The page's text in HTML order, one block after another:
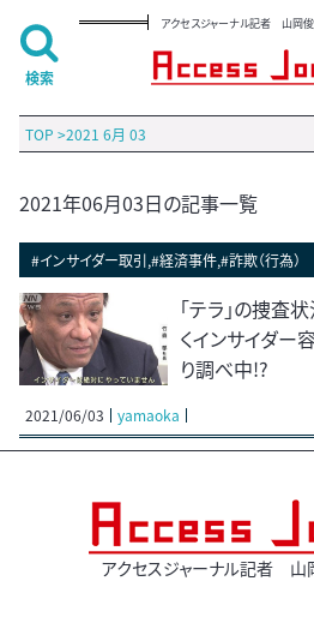
アクセスジャーナル記者 山岡
TOP >2021 6月 03
2021年06月03日の記事一覧
#インサイダー取引,#経済事件,#詐欺（行為）
「テラ」の捜
くインサイダー
り調べ中!?
2021/06/03 yamaoka
アクセスジャーナル記者 山
検索